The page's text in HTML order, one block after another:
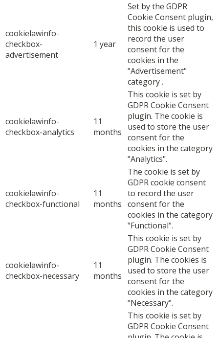
cookielawinfo-
checkbox-
advertisement
1 year
Set by the GDPR
Cookie Consent plugin,
this cookie is used to
record the user
consent for the
cookies in the
"Advertisement"
category .
cookielawinfo-
checkbox-analytics
11
months
This cookie is set by
GDPR Cookie Consent
plugin. The cookie is
used to store the user
consent for the
cookies in the category
"Analytics".
cookielawinfo-
checkbox-functional
11
months
The cookie is set by
GDPR cookie consent
to record the user
consent for the
cookies in the category
"Functional".
cookielawinfo-
checkbox-necessary
11
months
This cookie is set by
GDPR Cookie Consent
plugin. The cookies is
used to store the user
consent for the
cookies in the category
"Necessary".
This cookie is set by
GDPR Cookie Consent